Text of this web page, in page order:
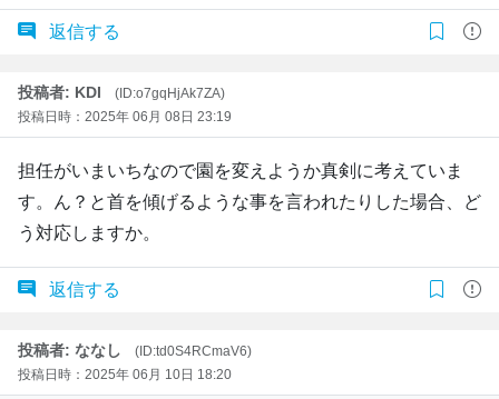
返信する
投稿者: KDI
(ID:o7gqHjAk7ZA)
投稿日時：2025年 06月 08日 23:19
担任がいまいちなので園を変えようか真剣に考えていま
す。ん？と首を傾げるような事を言われたりした場合、ど
う対応しますか。
返信する
投稿者: ななし
(ID:td0S4RCmaV6)
投稿日時：2025年 06月 10日 18:20